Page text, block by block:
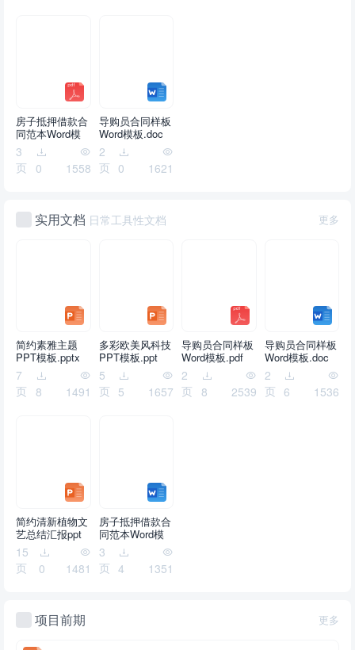
房子抵押借款合
同范本Word模
板.pdf
3
页
0 1558
导购员合同样板
Word模板.doc
2
页 0 1621
更多
实用文档 日常工具性文档
简约素雅主题
PPT模板.pptx
7
页
8 1491
多彩欧美风科技
PPT模板.ppt
5
页 5 1657
导购员合同样板
Word模板.pdf
2
页
8 2539
导购员合同样板
Word模板.doc
2
页 6 1536
简约清新植物文
艺总结汇报ppt
模板.pptx
15
页
0 1481
房子抵押借款合
同范本Word模
板.doc
3
页 4 1351
更多
项目前期